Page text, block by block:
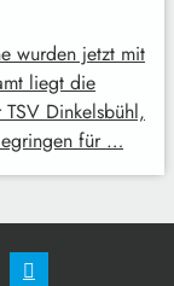
wurden jetzt mit
liegt die
Dinkelsbühl,
für …